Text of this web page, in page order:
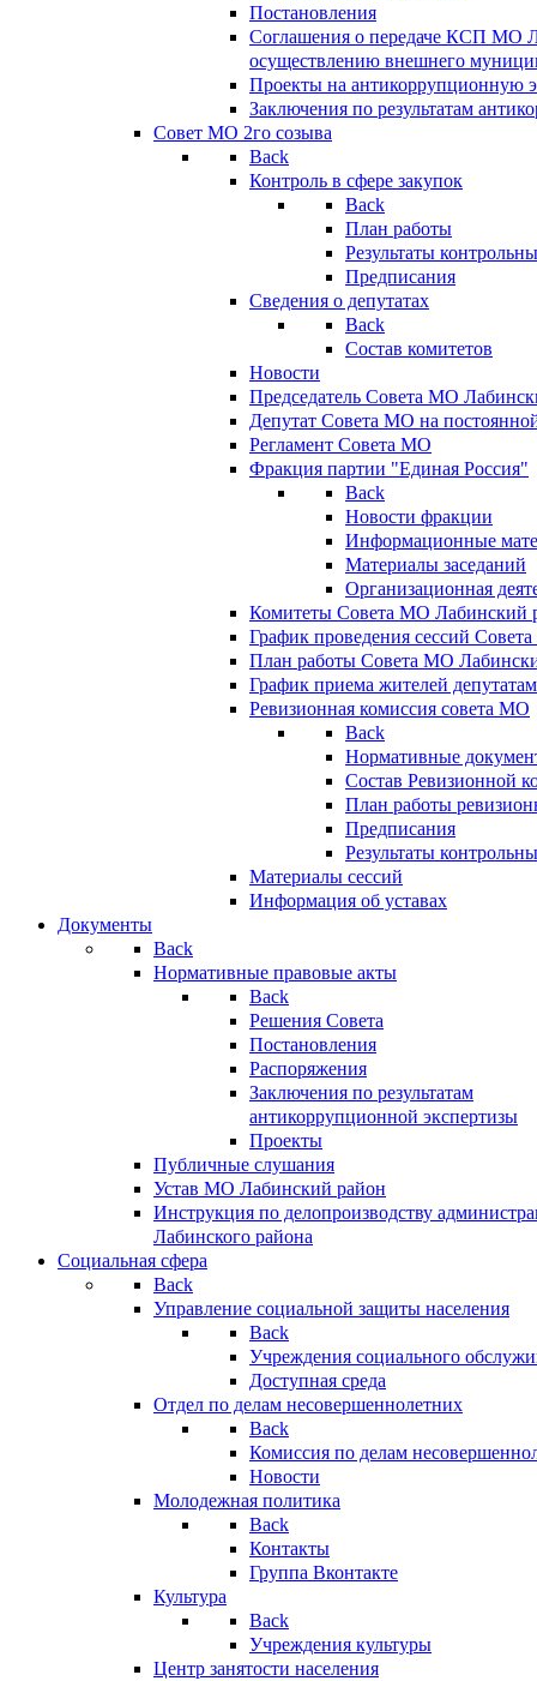
Постановления
Соглашения о передаче КСП МО
осуществлению внешнего
Проекты на антикоррупционную
Заключения по результатам
Совет МО 2го созыва
Back
Контроль в сфере закупок
Back
План работы
Результаты
Предписания
Сведения о депутатах
Back
Состав комитетов
Новости
Председатель Совета МО
Депутат Совета МО на
Регламент Совета МО
Фракция партии "Единая Россия"
Back
Новости фракции
Информационные
Материалы заседаний
Организационная
Комитеты Совета МО Лабинский
График проведения сессий
План работы Совета МО
График приема жителей
Ревизионная комиссия совета МО
Back
Нормативные
Состав Ревизионной
План работы
Предписания
Результаты
Материалы сессий
Информация об уставах
Документы
Back
Нормативные правовые акты
Back
Решения Совета
Постановления
Распоряжения
Заключения по результатам
антикоррупционной экспертизы
Проекты
Публичные слушания
Устав МО Лабинский район
Инструкция по делопроизводству
Лабинского района
Социальная сфера
Back
Управление социальной защиты населения
Back
Учреждения социального
Доступная среда
Отдел по делам несовершеннолетних
Back
Комиссия по делам
Новости
Молодежная политика
Back
Контакты
Группа Вконтакте
Культура
Back
Учреждения культуры
Центр занятости населения